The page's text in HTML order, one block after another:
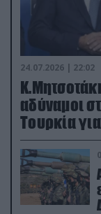
24.07.2026 | 22:02
αδύναμοι
Τουρκία
(βίντεο)